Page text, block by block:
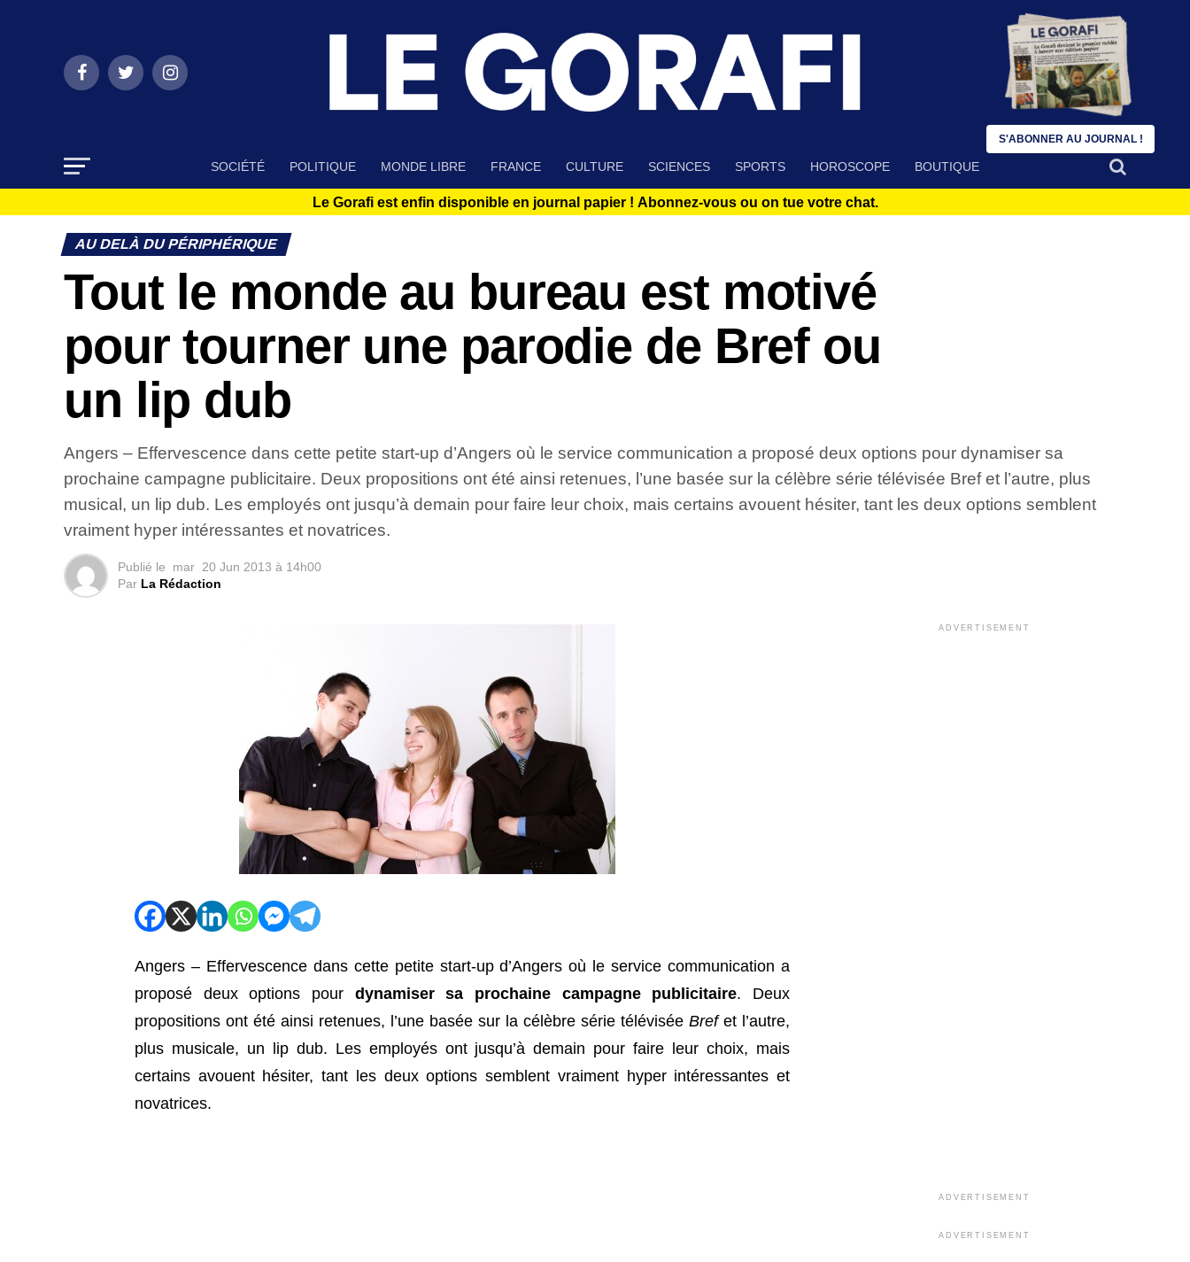
SOCIÉTÉ POLITIQUE MONDE LIBRE FRANCE CULTURE SCIENCES SPORTS HOROSCOPE BOUTIQUE
Le Gorafi est enfin disponible en journal papier ! Abonnez-vous ou on tue votre chat.
AU DELÀ DU PÉRIPHÉRIQUE
Tout le monde au bureau est motivé
pour tourner une parodie de Bref ou
un lip dub
Angers – Effervescence dans cette petite start-up d’Angers où le service communication a proposé deux options pour dynamiser sa
prochaine campagne publicitaire. Deux propositions ont été ainsi retenues, l’une basée sur la célèbre série télévisée Bref et l’autre, plus
musical, un lip dub. Les employés ont jusqu’à demain pour faire leur choix, mais certains avouent hésiter, tant les deux options semblent
vraiment hyper intéressantes et novatrices.
Publié le mar 20 Jun 2013 à 14h00
Par La Rédaction
Angers – Effervescence dans cette petite start-up d’Angers où le service communication a
proposé deux options pour dynamiser sa prochaine campagne publicitaire. Deux
propositions ont été ainsi retenues, l’une basée sur la célèbre série télévisée Brefet l’autre,
plus musicale, un lip dub. Les employés ont jusqu’à demain pour faire leur choix, mais
certains avouent hésiter, tant les deux options semblent vraiment hyper intéressantes et
novatrices.
ADVERTISEMENT
ADVERTISEMENT
ADVERTISEMENT
S'ABONNER AU JOURNAL !